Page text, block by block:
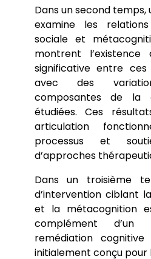
Dans un second
examine les
sociale et
montrent l’existence
significative entre ces
avec des
composantes de la
étudiées. Ces
articulation
processus et
d’approches
Dans un troisième
d’intervention ciblant
et la métacognition
complément d’un
remédiation
initialement conçu pour